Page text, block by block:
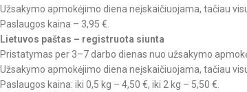
Užsakymo apmokėjimo diena neįskaičiuojama, tačiau
Paslaugos kaina – 3,95 €.
Lietuvos paštas – registruota siunta
Pristatymas per 3–7 darbo dienas nuo užsakymo
Užsakymo apmokėjimo diena neįskaičiuojama, tačiau
Paslaugos kaina: iki 0,5 kg – 4,50 €, iki 2 kg – 5,50 €.